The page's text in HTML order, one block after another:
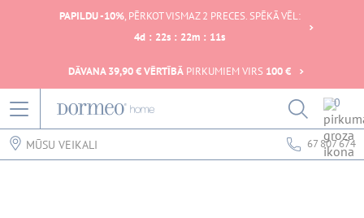
PAPILDU -10%, PĒRKOT VISMAZ 2 PRECES. SPĒKĀ VĒL:
4d : 22s : 22m : 11s
DĀVANA 39,90 € VĒRTĪBĀ PIRKUMIEM VIRS 100 €
0
MŪSU VEIKALI 67 807 674